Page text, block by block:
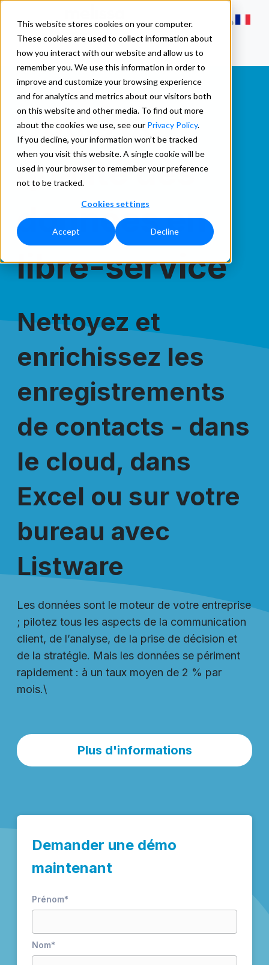
This website stores cookies on your computer.
These cookies are used to collect information about
how you interact with our website and allow us to
remember you. We use this information in order to
improve and customize your browsing experience
and for analytics and metrics about our visitors both
on this website and other media. To find out more
about the cookies we use, see our Privacy Policy.
If you decline, your information won’t be tracked
when you visit this website. A single cookie will be
used in your browser to remember your preference
not to be tracked.
Cookies settings
Accept Decline
Outils de
qualité des
données en
libre-service
Nettoyez et
enrichissez les
enregistrements
de contacts - dans
le cloud, dans
Excel ou sur votre
bureau avec
Listware
Les données sont le moteur de votre entreprise
; pilotez tous les aspects de la communication
client, de l’analyse, de la prise de décision et
de la stratégie. Mais les données se périment
rapidement : à un taux moyen de 2 % par
mois.\
Plus d'informations
Demander une démo
maintenant
Prénom*
Nom*